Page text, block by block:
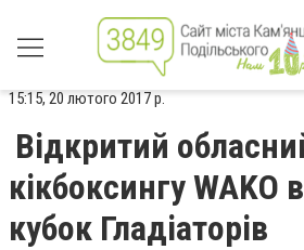
15:15, 20 лютого 2017 р.
Відкритий
кікбоксингу WAKO
кубок Гладіаторів